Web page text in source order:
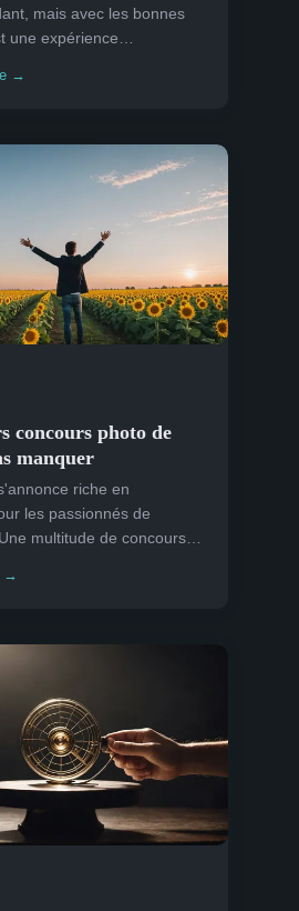
mais avec les bonnes
une expérience
→
concours photo de
manquer
riche en
les passionnés de
multitude de concours
→